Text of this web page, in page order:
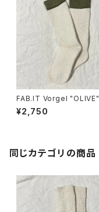
FAB.IT Vorgel "OLIVE"
¥2,750
同じカテゴリの商品